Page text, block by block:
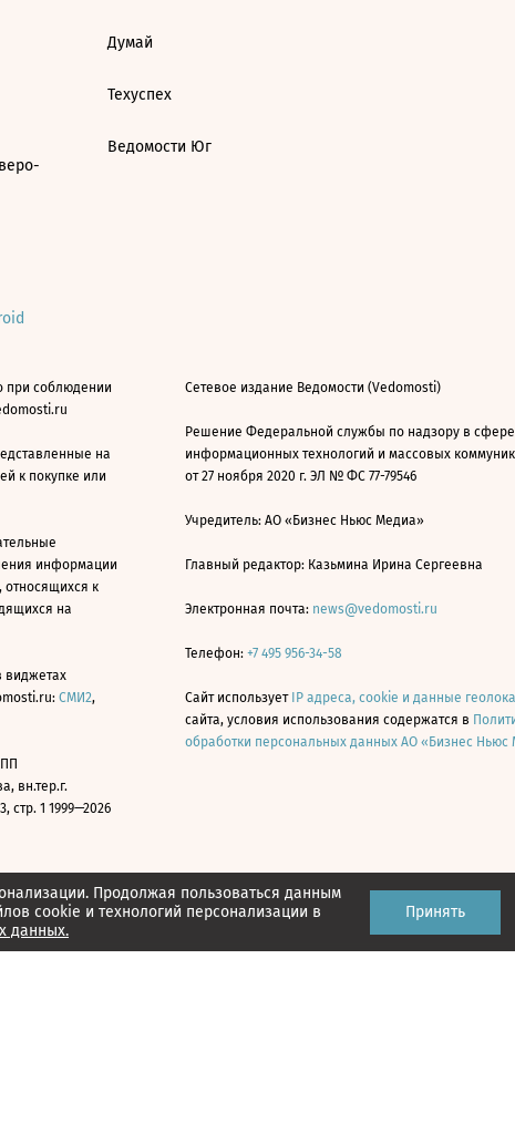
Продолжая пользоваться данным
cookie и технологий персонализации в
данных.
Принять
Думай
Техуспех
Ведомости Юг
при соблюдении
на
к покупке или
информации
относящихся к
на
виджетах
СМИ2,
вн.тер.г.
1 1999—2026
Сетевое издание Ведомости (Vedomosti)
Решение Федеральной службы по надзору в сфере
информационных технологий и массовых
от 27 ноября 2020 г. ЭЛ № ФС 77-79546
Учредитель: АО «Бизнес Ньюс Медиа»
Главный редактор: Казьмина Ирина Сергеевна
Электронная почта: news@vedomosti.ru
Телефон: +7 495 956-34-58
Сайт использует IP адреса, cookie и данные
сайта, условия использования содержатся в
обработки персональных данных АО «Бизнес Ньюс